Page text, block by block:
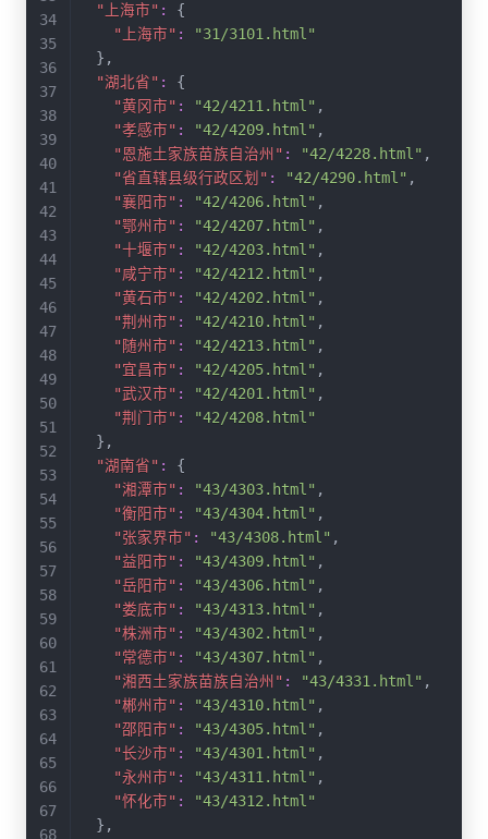
"上海市" :
{
"上海市" :
"31/3101.html"
} ,
"湖北省" :
{
"黄冈市" : "42/4211.html" ,
"孝感市" : "42/4209.html" ,
"恩施土家族苗族自治州" : "42/4228.html" ,
"省直辖县级行政区划" : "42/4290.html" ,
"襄阳市" : "42/4206.html" ,
"鄂州市" : "42/4207.html" ,
"十堰市" : "42/4203.html" ,
"咸宁市" : "42/4212.html" ,
"黄石市" : "42/4202.html" ,
"荆州市" : "42/4210.html" ,
"随州市" : "42/4213.html" ,
"宜昌市" : "42/4205.html" ,
"武汉市" : "42/4201.html" ,
"荆门市" :
"42/4208.html"
} ,
"湖南省" :
{
"湘潭市" : "43/4303.html" ,
"衡阳市" : "43/4304.html" ,
"张家界市" : "43/4308.html" ,
"益阳市" : "43/4309.html" ,
"岳阳市" : "43/4306.html" ,
"娄底市" : "43/4313.html" ,
"株洲市" : "43/4302.html" ,
"常德市" : "43/4307.html" ,
"湘西土家族苗族自治州" : "43/4331.html" ,
"郴州市" : "43/4310.html" ,
"邵阳市" : "43/4305.html" ,
"长沙市" : "43/4301.html" ,
"永州市" : "43/4311.html" ,
"怀化市" :
"43/4312.html"
} ,